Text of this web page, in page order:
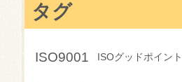
タグ
ISO9001 ISOグッドポイント